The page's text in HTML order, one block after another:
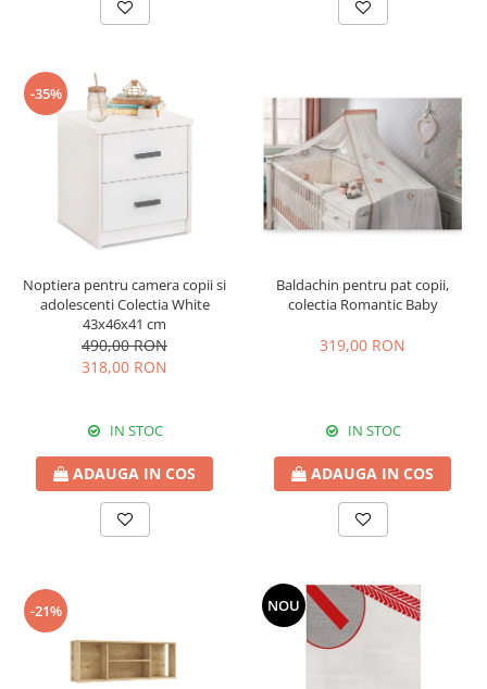
-35%
Noptiera pentru camera copii si
adolescenti Colectia White
43x46x41 cm
490,00 RON
318,00 RON
IN STOC
ADAUGA IN COS
Baldachin pentru pat copii,
colectia Romantic Baby
319,00 RON
IN STOC
ADAUGA IN COS
-21% NOU